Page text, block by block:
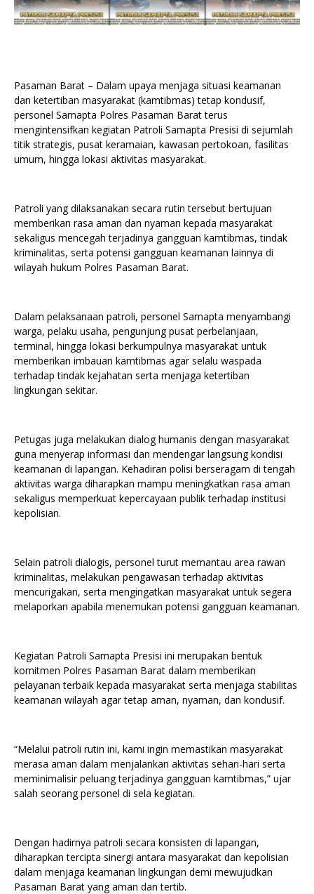
Pasaman Barat – Dalam upaya menjaga situasi keamanan
dan ketertiban masyarakat (kamtibmas) tetap kondusif,
personel Samapta Polres Pasaman Barat terus
mengintensifkan kegiatan Patroli Samapta Presisi di sejumlah
titik strategis, pusat keramaian, kawasan pertokoan, fasilitas
umum, hingga lokasi aktivitas masyarakat.
Patroli yang dilaksanakan secara rutin tersebut bertujuan
memberikan rasa aman dan nyaman kepada masyarakat
sekaligus mencegah terjadinya gangguan kamtibmas, tindak
kriminalitas, serta potensi gangguan keamanan lainnya di
wilayah hukum Polres Pasaman Barat.
Dalam pelaksanaan patroli, personel Samapta menyambangi
warga, pelaku usaha, pengunjung pusat perbelanjaan,
terminal, hingga lokasi berkumpulnya masyarakat untuk
memberikan imbauan kamtibmas agar selalu waspada
terhadap tindak kejahatan serta menjaga ketertiban
lingkungan sekitar.
Petugas juga melakukan dialog humanis dengan masyarakat
guna menyerap informasi dan mendengar langsung kondisi
keamanan di lapangan. Kehadiran polisi berseragam di tengah
aktivitas warga diharapkan mampu meningkatkan rasa aman
sekaligus memperkuat kepercayaan publik terhadap institusi
kepolisian.
Selain patroli dialogis, personel turut memantau area rawan
kriminalitas, melakukan pengawasan terhadap aktivitas
mencurigakan, serta mengingatkan masyarakat untuk segera
melaporkan apabila menemukan potensi gangguan keamanan.
Kegiatan Patroli Samapta Presisi ini merupakan bentuk
komitmen Polres Pasaman Barat dalam memberikan
pelayanan terbaik kepada masyarakat serta menjaga stabilitas
keamanan wilayah agar tetap aman, nyaman, dan kondusif.
“Melalui patroli rutin ini, kami ingin memastikan masyarakat
merasa aman dalam menjalankan aktivitas sehari-hari serta
meminimalisir peluang terjadinya gangguan kamtibmas,” ujar
salah seorang personel di sela kegiatan.
Dengan hadirnya patroli secara konsisten di lapangan,
diharapkan tercipta sinergi antara masyarakat dan kepolisian
dalam menjaga keamanan lingkungan demi mewujudkan
Pasaman Barat yang aman dan tertib.